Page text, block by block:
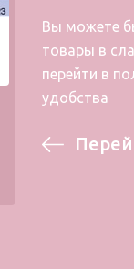
Вы можете
товары в
перейти в
удобства